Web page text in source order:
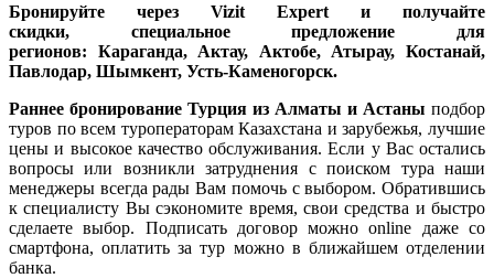
Бронируйте через Vizit Expert и получайте
скидки, специальное предложение для
регионов: Караганда, Актау, Актобе, Атырау, Костанай,
Павлодар, Шымкент, Усть-Каменогорск.
Раннее бронирование Турция из Алматы и Астаны подбор
туров по всем туроператорам Казахстана и зарубежья, лучшие
цены и высокое качество обслуживания. Если у Вас остались
вопросы или возникли затруднения с поиском тура наши
менеджеры всегда рады Вам помочь с выбором. Обратившись
к специалисту Вы сэкономите время, свои средства и быстро
сделаете выбор. Подписать договор можно online даже со
смартфона, оплатить за тур можно в ближайшем отделении
банка.